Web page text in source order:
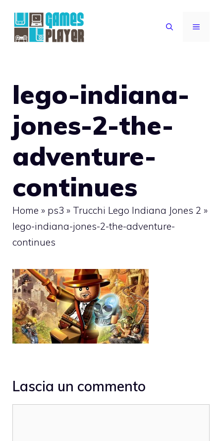
contenuto
MENU
lego-indiana-
jones-2-the-
adventure-
continues
Home » ps3 » Trucchi Lego Indiana Jones 2 »
lego-indiana-jones-2-the-adventure-
continues
Lascia un commento